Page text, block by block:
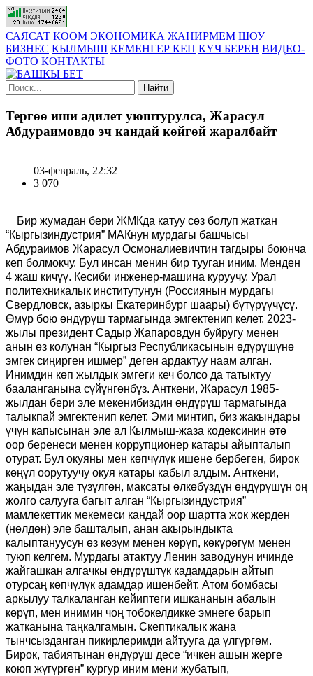
САЯСАТ КООМ ЭКОНОМИКА ЖАНИРМЕМ ШОУ
БИЗНЕС КЫЛМЫШ КЕМЕНГЕР КЕП КҮЧ БЕРЕН ВИДЕО-
ФОТО КОНТАКТЫ
Найти
Тергөө иши адилет уюштурулса, Жарасул
Абдураимовдо эч кандай көйгөй жаралбайт
03-февраль, 22:32
3 070
Бир жумадан бери ЖМКда катуу сөз болуп жаткан
“Кыргызиндустрия” МАКнун мурдагы башчысы
Абдураимов Жарасул Осмоналиевичтин тагдыры боюнча
кеп болмокчу. Бул инсан менин бир тууган иним. Менден
4 жаш кичүү. Кесиби инженер-машина куруучу. Урал
политехникалык институтунун (Россиянын мурдагы
Свердловск, азыркы Екатеринбург шаары) бүтүрүүчүсү.
Өмүр бою өндүрүш тармагында эмгектенип келет. 2023-
жылы президент Садыр Жапаровдун буйругу менен
анын өз колунан “Кыргыз Республикасынын өдүрүшүнө
эмгек сиңирген ишмер” деген ардактуу наам алган.
Инимдин көп жылдык эмгеги кеч болсо да татыктуу
бааланганына сүйүнгөнбүз. Анткени, Жарасул 1985-
жылдан бери эле мекенибиздин өндүрүш тармагында
талыкпай эмгектенип келет. Эми минтип, биз жакындары
үчүн капысынан эле ал Кылмыш-жаза кодексинин өтө
оор беренеси менен коррупционер катары айыпталып
отурат. Бул окуяны мен көпчүлүк ишене бербеген, бирок
көңүл оорутуучу окуя катары кабыл алдым. Анткени,
жаңыдан эле түзүлгөн, максаты өлкөбүздүн өндүрүшүн оң
жолго салууга багыт алган “Кыргызиндустрия”
мамлекеттик мекемеси кандай оор шартта жок жерден
(нөлдөн) эле башталып, анан акырындыкта
калыптануусун өз көзүм менен көрүп, көкүрөгүм менен
туюп келгем. Мурдагы атактуу Ленин заводунун ичинде
жайгашкан алгачкы өндүрүштүк кадамдарын айтып
отурсаң көпчүлүк адамдар ишенбейт. Атом бомбасы
аркылуу талкаланган кейиптеги ишкананын абалын
көрүп, мен инимин чоң тобокелдикке эмнеге барып
жатканына таңкалгамын. Скептикалык жана
тынчсызданган пикирлеримди айтууга да үлгүргөм.
Бирок, табиятынан өндүрүш десе “ичкен ашын жерге
коюп жүгүргөн” кургур иним мени жубатып,